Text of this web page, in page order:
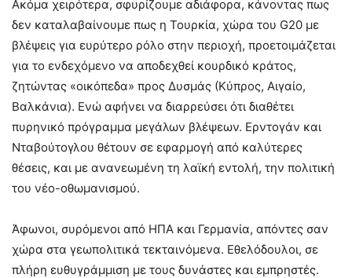
Ακόμα χειρότερα, σφυρίζουμε αδιάφορα, κάνοντας πως
δεν καταλαβαίνουμε πως η Τουρκία, χώρα του G20 με
βλέψεις για ευρύτερο ρόλο στην περιοχή, προετοιμάζεται
για το ενδεχόμενο να αποδεχθεί κουρδικό κράτος,
ζητώντας «οικόπεδα» προς Δυσμάς (Κύπρος, Αιγαίο,
Βαλκάνια). Ενώ αφήνει να διαρρεύσει ότι διαθέτει
πυρηνικό πρόγραμμα μεγάλων βλέψεων. Ερντογάν και
Νταβούτογλου θέτουν σε εφαρμογή από καλύτερες
θέσεις, και με ανανεωμένη τη λαϊκή εντολή, την πολιτική
του νέο-οθωμανισμού.
Άφωνοι, συρόμενοι από ΗΠΑ και Γερμανία, απόντες σαν
χώρα στα γεωπολιτικά τεκταινόμενα. Εθελόδουλοι, σε
πλήρη ευθυγράμμιση με τους δυνάστες και εμπρηστές.